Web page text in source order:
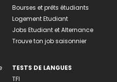
Bourses et prêts étudiants
Logement Etudiant
Jobs Etudiant et Alternance
Trouve ton job saisonnier
TESTS DE LANGUES
TFI